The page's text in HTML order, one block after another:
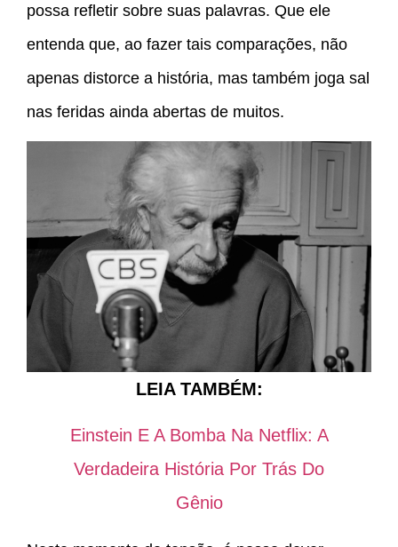
possa refletir sobre suas palavras. Que ele
entenda que, ao fazer tais comparações, não
apenas distorce a história, mas também joga sal
nas feridas ainda abertas de muitos.
LEIA TAMBÉM:
Einstein E A Bomba Na Netflix: A
Verdadeira História Por Trás Do
Gênio